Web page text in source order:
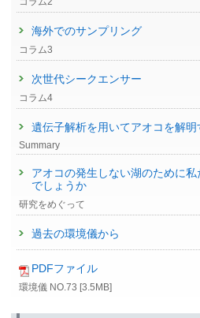
海外でのサンプリング
コラム3
次世代シークエンサー
コラム4
遺伝子解析を用いてアオコを解明
Summary
アオコの発生しない湖のために
でしょうか
研究をめぐって
過去の環境儀から
PDFファイル
環境儀 NO.73 [3.5MB]